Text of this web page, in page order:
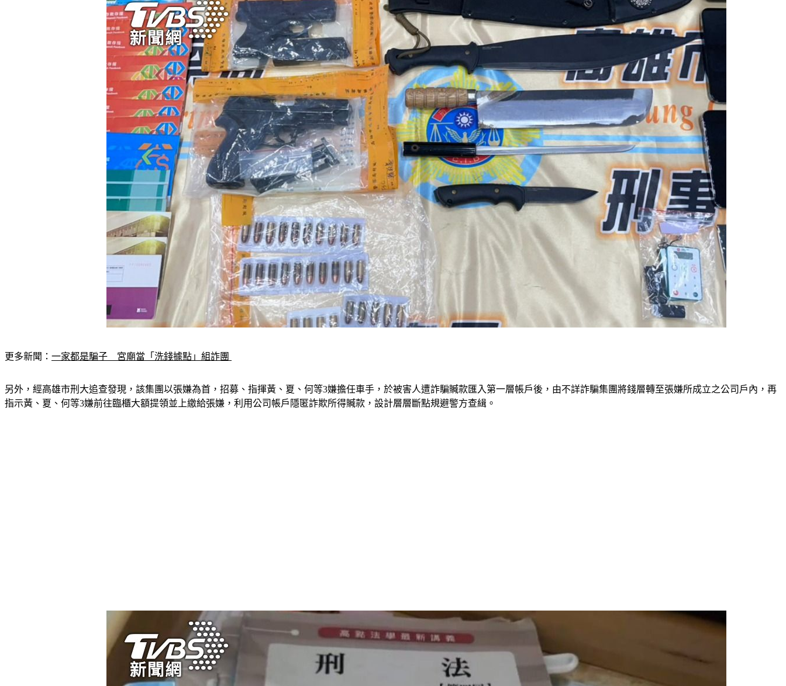
更多新聞： 一家都是騙子　宮廟當「洗錢據點」組詐團
另外，經高雄市刑大追查發現，該集團以張嫌為首，招募、指揮黃、夏、何等3嫌擔任車手，於被害人遭詐騙贓款匯入第一層帳戶後，由不詳詐騙集團將錢層轉至張嫌所成立之公司戶內，再
指示黃、夏、何等3嫌前往臨櫃大額提領並上繳給張嫌，利用公司帳戶隱匿詐欺所得贓款，設計層層斷點規避警方查緝。